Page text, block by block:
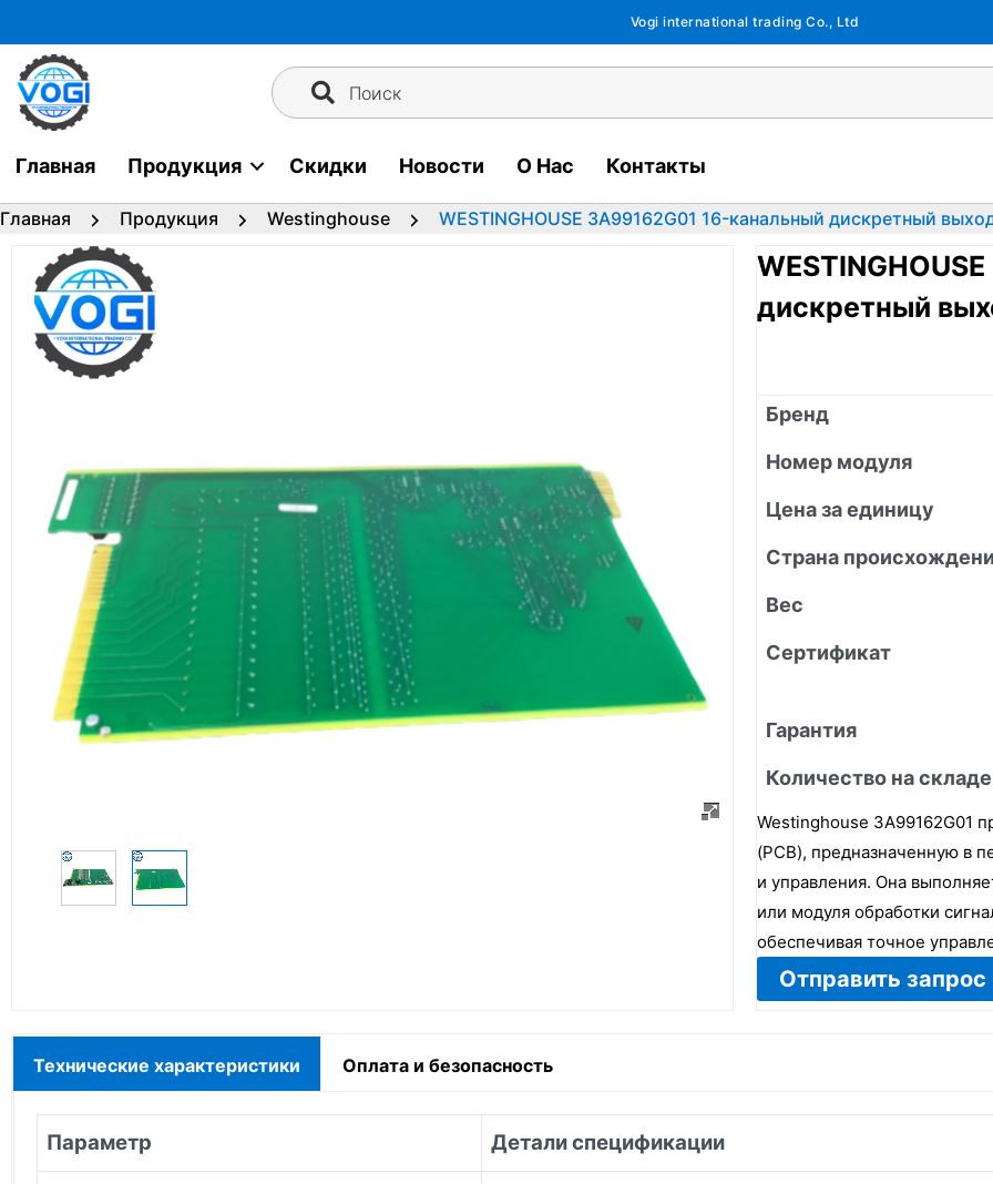
к
содержимому
Vogi international trading Co., Ltd
Поиск
Главная Продукция Скидки Новости О Нас Контакты
Главная Продукция Westinghouse WESTINGHOUSE 3A99162G01 16-канальный дискретный
дискретный
Бренд
Номер модуля
Цена за единицу
Страна
Вес
Сертификат
Гарантия
Количество на складе
Westinghouse 3A99162G01
(PCB), предназначенную в
и управления. Она
или модуля обработки
обеспечивая точное
Отправить запрос
Технические характеристики Оплата и безопасность
Параметр Детали спецификации